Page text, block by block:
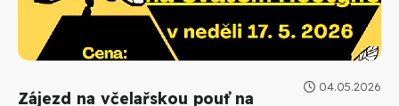
04.05.2026
Zájezd na včelařskou pouť na